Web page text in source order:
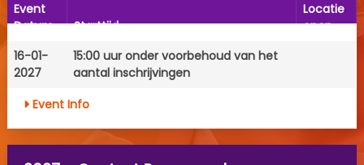
Event
Datum
Starttijd
Locatie
open
16-01-
2027
15:00 uur onder voorbehoud van het
aantal inschrijvingen
Event Info